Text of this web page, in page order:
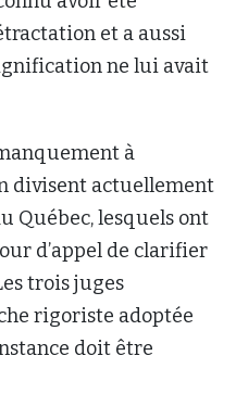
et a aussi
ne lui avait
à
divisent actuellement
Québec, lesquels ont
d’appel de clarifier
trois juges
rigoriste adoptée
doit être